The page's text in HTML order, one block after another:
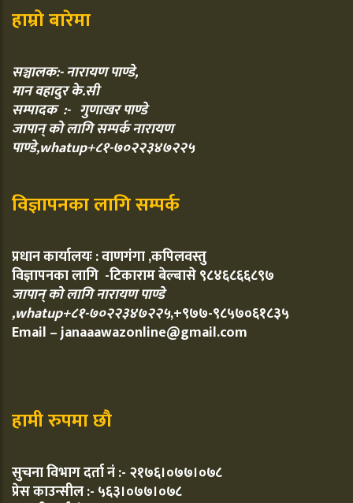
हाम्रो बारेमा
सञ्चालक:- नारायण पाण्डे,
मान वहादुर के.सी
सम्पादक :- गुणाखर पाण्डे
जापान् को लागि सम्पर्क नारायण
पाण्डे,whatup+८१-७०२२३४७२२५
विज्ञापनका लागि सम्पर्क
प्रधान कार्यालयः : वाणगंगा ,कपिलवस्तु
विज्ञापनका लागि -टिकाराम बेल्बासे ९८४६८६६८९७
जापान् को लागि नारायण पाण्डे
,whatup+८१-७०२२३४७२२५,+९७७-९८५७०६१८३५
Email – janaaawazonline@gmail.com
हामी रुपमा छौ
सुचना विभाग दर्ता नं :- २१७६।०७७।०७८
प्रेस काउन्सील :- ५६३।०७७।०७८